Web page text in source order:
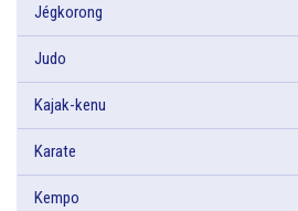
Jégkorong
Judo
Kajak-kenu
Karate
Kempo